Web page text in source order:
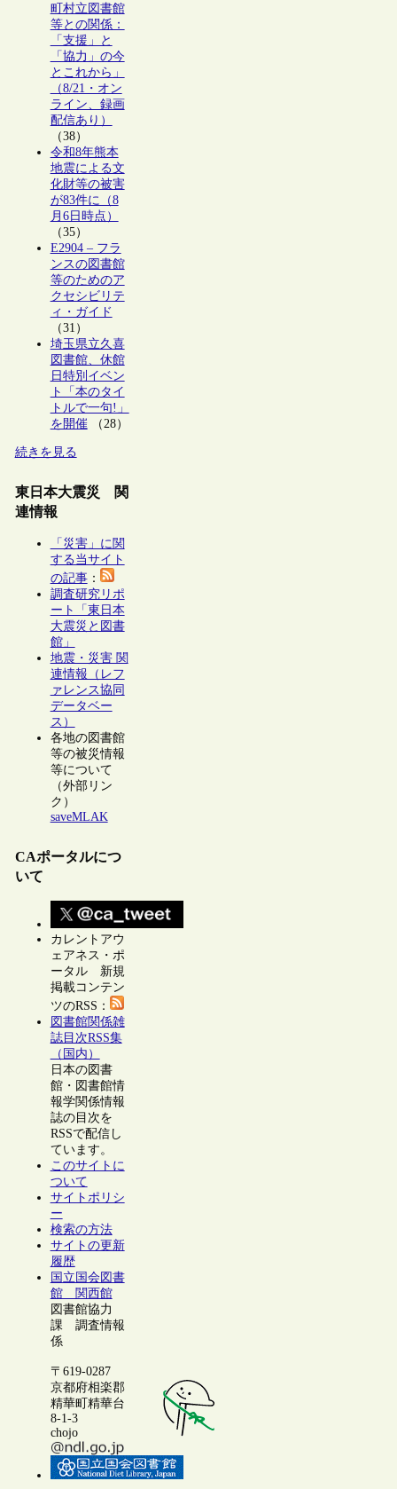
町村立図書館
等との関係：
「支援」と
「協力」の今
とこれから」
（8/21・オン
ライン、録画
配信あり）
（38）
令和8年熊本
地震による文
化財等の被害
が83件に（8
月6日時点）
（35）
E2904 – フラ
ンスの図書館
等のためのア
クセシビリテ
ィ・ガイド
（31）
埼玉県立久喜
図書館、休館
日特別イベン
ト「本のタイ
トルで一句!」
を開催（28）
続きを見る
東日本大震災 関
連情報
「災害」に関
する当サイト
の記事：
調査研究リポ
ート「東日本
大震災と図書
館」
地震・災害 関
連情報（レフ
ァレンス協同
データベー
ス）
各地の図書館
等の被災情報
等について
（外部リン
ク）
saveMLAK
CAポータルにつ
いて
カレントアウ
ェアネス・ポ
ータル 新規
掲載コンテン
ツのRSS：
図書館関係雑
誌目次RSS集
（国内）
日本の図書
館・図書館情
報学関係情報
誌の目次を
RSSで配信し
ています。
このサイトに
ついて
サイトポリシ
ー
検索の方法
サイトの更新
履歴
国立国会図書
館 関西館
図書館協力
課 調査情報
係
〒619-0287
京都府相楽郡
精華町精華台
8-1-3
chojo